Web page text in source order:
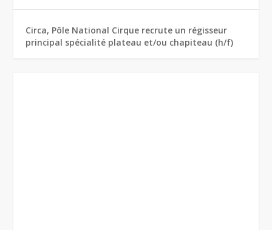
Circa, Pôle National Cirque recrute un régisseur
principal spécialité plateau et/ou chapiteau (h/f)